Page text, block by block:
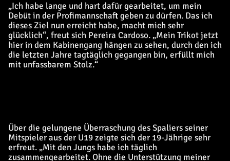
„Ich habe lange und hart dafür gearbeitet, um mein
Debüt in der Profimannschaft geben zu dürfen. Das ich
dieses Ziel nun erreicht habe, macht mich sehr
glücklich“, freut sich Pereira Cardoso. „Mein Trikot jetzt
hier in dem Kabinengang hängen zu sehen, durch den ich
die letzten Jahre tagtäglich gegangen bin, erfüllt mich
mit unfassbarem Stolz.“
Über die gelungene Überraschung des Spaliers seiner
Mitspieler aus der U19 zeigte sich der 19-Jährige sehr
erfreut. „Mit den Jungs habe ich täglich
zusammengearbeitet. Ohne die Unterstützung meiner